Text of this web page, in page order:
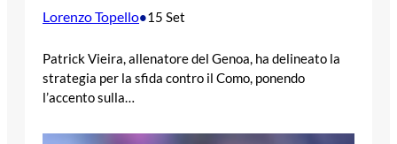
Lorenzo Topello•15 Set
Patrick Vieira, allenatore del Genoa, ha delineato la
strategia per la sfida contro il Como, ponendo
l’accento sulla…